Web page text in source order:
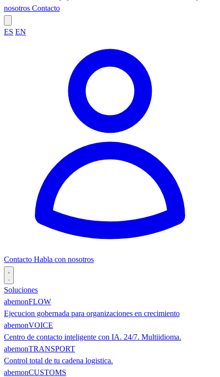
nosotros Contacto
ES EN
Contacto Habla con nosotros
Soluciones
abemonFLOW
Ejecucion gobernada para organizaciones en crecimiento
abemonVOICE
Centro de contacto inteligente con IA. 24/7. Multiidioma.
abemonTRANSPORT
Control total de tu cadena logistica.
abemonCUSTOMS